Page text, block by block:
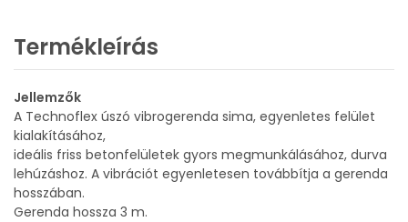
Termékleírás
Jellemzők
A Technoflex úszó vibrogerenda sima, egyenletes felület
kialakításához,
ideális friss betonfelületek gyors megmunkálásához, durva
lehúzáshoz. A vibrációt egyenletesen továbbítja a gerenda
hosszában.
Gerenda hossza 3 m.